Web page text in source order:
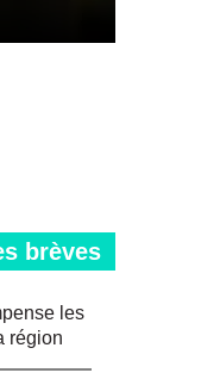
brèves
les
région